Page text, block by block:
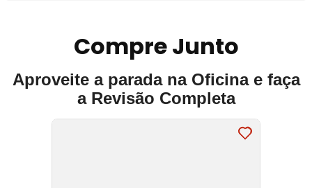
Compre Junto
Aproveite a parada na Oficina e faça
a Revisão Completa